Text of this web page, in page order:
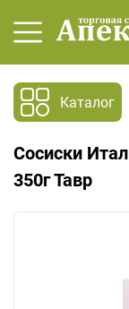
Каталог
Сосиски
350г Тавр